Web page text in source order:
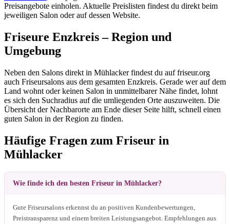
Preisangebote einholen. Aktuelle Preislisten findest du direkt beim
jeweiligen Salon oder auf dessen Website.
Friseure Enzkreis – Region und
Umgebung
Neben den Salons direkt in Mühlacker findest du auf friseur.org
auch Friseursalons aus dem gesamten Enzkreis. Gerade wer auf dem
Land wohnt oder keinen Salon in unmittelbarer Nähe findet, lohnt
es sich den Suchradius auf die umliegenden Orte auszuweiten. Die
Übersicht der Nachbarorte am Ende dieser Seite hilft, schnell einen
guten Salon in der Region zu finden.
Häufige Fragen zum Friseur in
Mühlacker
Wie finde ich den besten Friseur in Mühlacker?
Gute Friseursalons erkennst du an positiven Kundenbewertungen,
Preistransparenz und einem breiten Leistungsangebot. Empfehlungen aus